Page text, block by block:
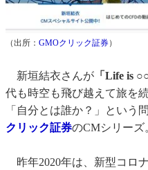
（出所： GMOクリック証券）
新垣結衣さんが 「Life is ○○
代も時空も飛び越えて旅を
「自分とは誰か？」という
クリック証券のCMシリーズ
昨年2020年は、新型コロ